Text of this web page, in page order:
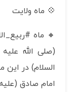
💠 ماه ولایت
🔸 ماه
(صلی الله
السلام) در این
امام صادق